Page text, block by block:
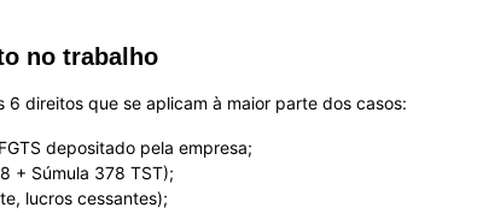
no trabalho
6 direitos que se aplicam à maior parte dos casos:
depositado pela empresa;
+ Súmula 378 TST);
lucros cessantes);